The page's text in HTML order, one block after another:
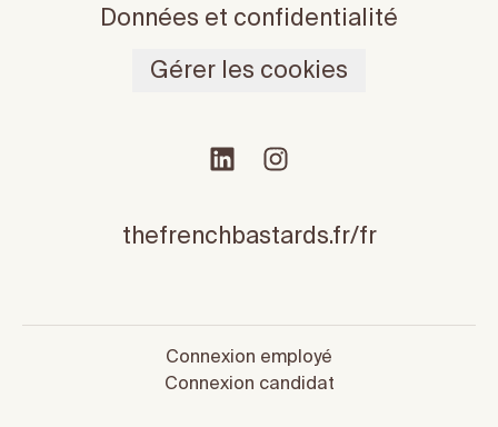
Données et confidentialité
Gérer les cookies
thefrenchbastards.fr/fr
Connexion employé
Connexion candidat